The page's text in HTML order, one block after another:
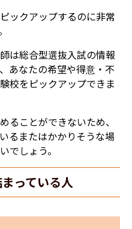
ックアップするのに非常
は総合型選抜入試の情報
あなたの希望や得意・不
校をピックアップできま
ることができないため、
るまたはかかりそうな場
でしょう。
っている人